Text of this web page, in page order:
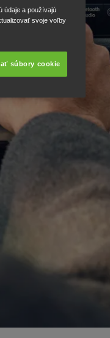
údaje a používajú
svoje voľby
súbory cookie